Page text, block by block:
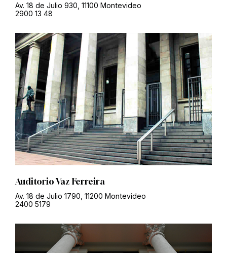
Av. 18 de Julio 930, 11100 Montevideo
2900 13 48
Auditorio Vaz Ferreira
Av. 18 de Julio 1790, 11200 Montevideo
2400 5179